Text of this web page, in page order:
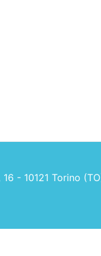
- 10121 Torino